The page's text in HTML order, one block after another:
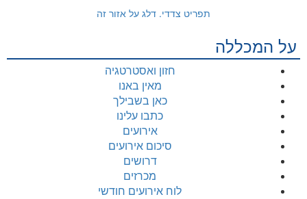
תפריט צדדי. דלג על אזור זה
על המכללה
חזון ואסטרטגיה
מאין באנו
כאן בשבילך
כתבו עלינו
אירועים
סיכום אירועים
דרושים
מכרזים
לוח אירועים חודשי